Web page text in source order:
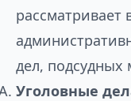
рассматривает
дел,
Уголовные